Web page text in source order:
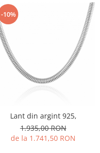
-10%
Lant din argint 925,
1.935,00 RON
de la 1.741,50 RON